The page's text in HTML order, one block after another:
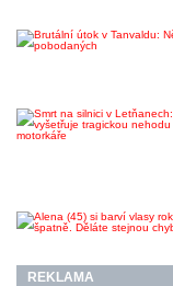
REKLAMA